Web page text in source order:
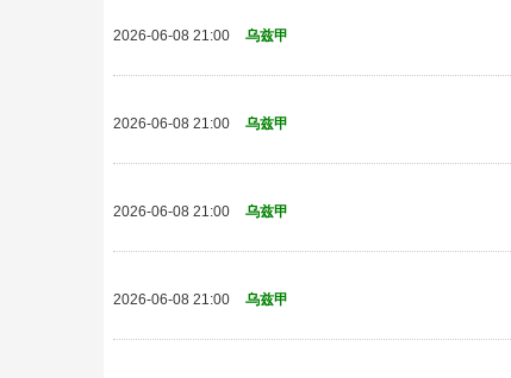
2026-06-08 21:00 乌兹甲
2026-06-08 21:00 乌兹甲
2026-06-08 21:00 乌兹甲
2026-06-08 21:00 乌兹甲